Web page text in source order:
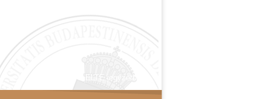
© ELTE jegyzetbolt